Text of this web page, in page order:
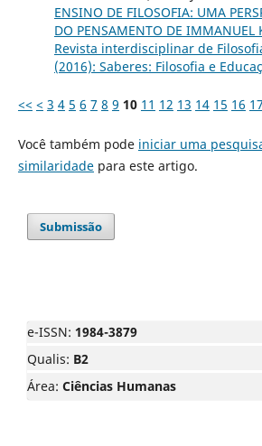
ENSINO DE FILOSOFIA: UMA
DO PENSAMENTO DE IMMANUEL
Revista interdisciplinar de
(2016): Saberes: Filosofia e
<< < 3 4 5 6 7 8 9 10 11 12 13 14 15 16 17
Você também pode iniciar uma
similaridadepara este artigo.
Submissão
e-ISSN: 1984-3879
Qualis: B2
Área: Ciências Humanas